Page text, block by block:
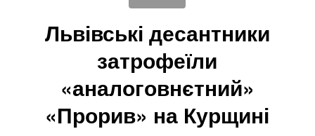
Львівські десантники
затрофеїли
«аналоговнєтний»
«Прорив» на Курщині